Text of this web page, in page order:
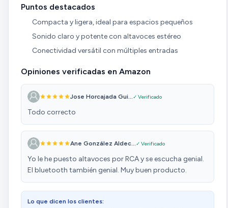
Puntos destacados
Compacta y ligera, ideal para espacios pequeños
Sonido claro y potente con altavoces estéreo
Conectividad versátil con múltiples entradas
Opiniones verificadas en Amazon
Jose Horcajada Gui...✓ Verificado
Todo correcto
Ane González Aldec...✓ Verificado
Yo le he puesto altavoces por RCA y se escucha genial.
El bluetooth también genial. Muy buen producto.
Lo que dicen los clientes: